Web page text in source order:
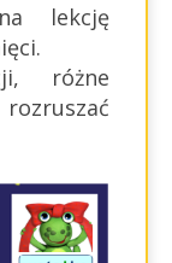
lekcję
różne